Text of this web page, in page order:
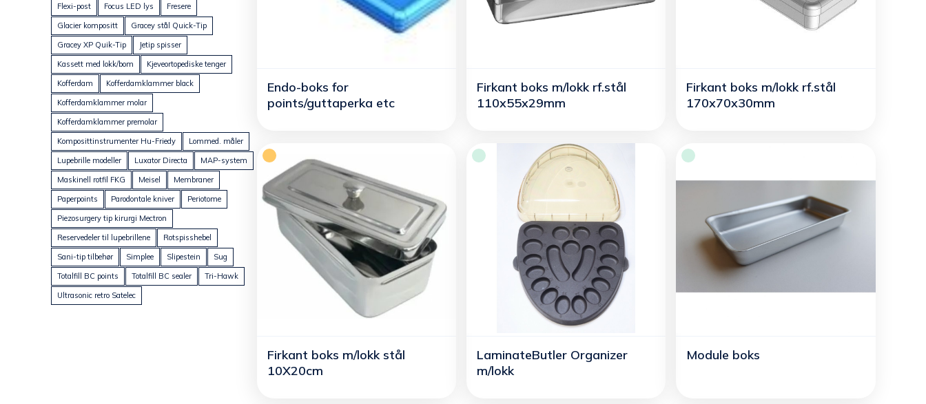
Endo-boks for
points/guttaperka etc
Firkant boks m/lokk rf.stål
110x55x29mm
Firkant boks m/lokk rf.stål
170x70x30mm
Firkant boks m/lokk stål
10X20cm
LaminateButler Organizer
m/lokk
Module boks
Flexi-post
Focus LED lys
Fresere
Glacier kompositt
Gracey stål Quick-Tip
Gracey XP Quik-Tip
Jetip spisser
Kassett med lokk/bom
Kjeveortopediske tenger
Kofferdam
Kofferdamklammer black
Kofferdamklammer molar
Kofferdamklammer premolar
Komposittinstrumenter Hu-Friedy
Lommed. måler
Lupebrille modeller
Luxator Directa
MAP-system
Maskinell rotfil FKG
Meisel
Membraner
Paperpoints
Parodontale kniver
Periotome
Piezosurgery tip kirurgi Mectron
Reservedeler til lupebrillene
Rotspisshebel
Sani-tip tilbehør
Simplee Slipestein
Sug
Totalfill BC points
Totalfill BC sealer
Tri-Hawk
Ultrasonic retro Satelec